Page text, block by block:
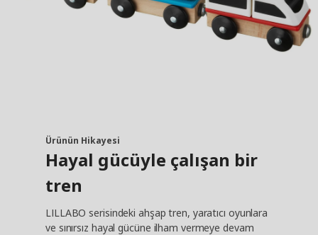
Ürünün Hikayesi
Hayal gücüyle çalışan bir
tren
LILLABO serisindeki ahşap tren, yaratıcı oyunlara
ve sınırsız hayal gücüne ilham vermeye devam